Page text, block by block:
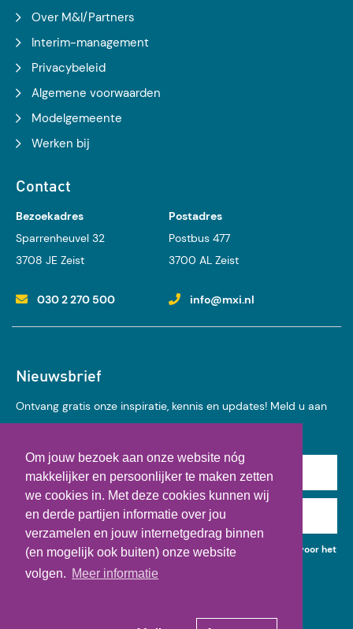
Om jouw bezoek aan onze website nóg
makkelijker en persoonlijker te maken zetten
we cookies in. Met deze cookies kunnen wij
en derde partijen informatie over jou
verzamelen en jouw internetgedrag binnen
(en mogelijk ook buiten) onze website
volgen. Meer informatie
Over M&I/Partners
Interim-management
Privacybeleid
Algemene voorwaarden
Modelgemeente
Werken bij
Contact
Bezoekadres
Sparrenheuvel 32
3708 JE Zeist
Postadres
Postbus 477
3700 AL Zeist
030 2 270 500 info@mxi.nl
Nieuwsbrief
Ontvang gratis onze inspiratie, kennis en updates! Meld u aan
voor onze nieuwsbrief:
Achternaam
E-mail
Ik geef toestemming voor het gebruik van mijn gegevens voor het